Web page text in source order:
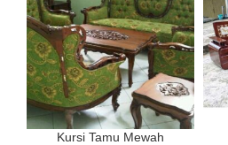
Kursi Tamu Mewah